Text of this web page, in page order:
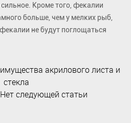
Кроме того, фекалии
больше, чем у мелких рыб,
не будут поглощаться
акрилового листа и
стекла
следующей статьи